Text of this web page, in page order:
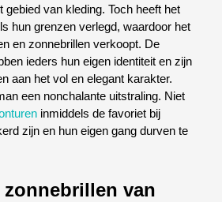
gebied van kleding. Toch heeft het
hun grenzen verlegd, waardoor het
en zonnebrillen verkoopt. De
ieders hun eigen identiteit en zijn
aan het vol en elegant karakter.
een nonchalante uitstraling. Niet
inmiddels de favoriet bij
zijn en hun eigen gang durven te
van